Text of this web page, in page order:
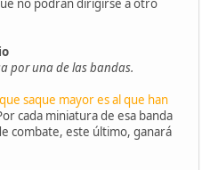
no podrán dirigirse a otro
por una de las bandas.
saque mayor es al que han
cada miniatura de esa banda
combate, este último, ganará